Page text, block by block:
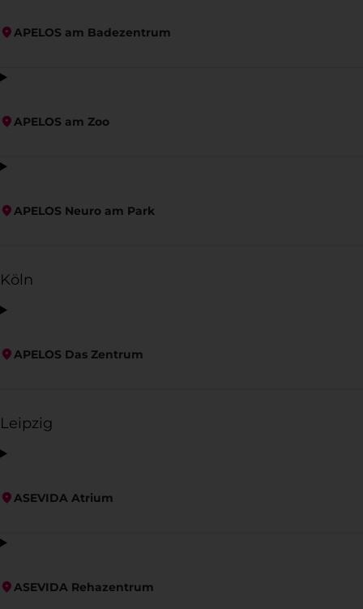
APELOS am Badezentrum
APELOS am Zoo
APELOS Neuro am Park
Köln
APELOS Das Zentrum
Leipzig
ASEVIDA Atrium
ASEVIDA Rehazentrum